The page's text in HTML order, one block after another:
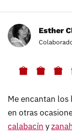
Esther
Me encantan
en otras
calabacín y